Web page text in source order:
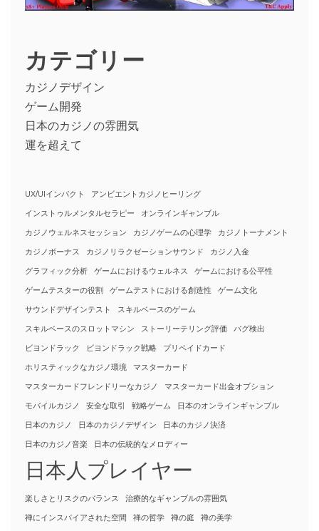
カテゴリー
カジノデザイン
ゲーム開発
日本のカジノの雰囲気
運を超えて
UX/UIインパクト
アンビエントカジノヒーリング
インストゥルメンタルセラピー
オンラインギャンブル
カジノウェルネスセッション
カジノゲームの心理学
カジノトーナメント
カジノボーナス
カジノリラクゼーションサウンド
カジノ入金
グラフィック分析
ゲームにおけるウェルネス
ゲームにおける公平性
ゲームテスターの役割
ゲームテストにおける創造性
ゲーム文化
サウンドデザインテスト
スキルベースのゲーム
スキルベースのスロットマシン
ストーリーテリング評価
バグ検出
ビヨンドラック
ビヨンドラック戦略
プリペイドカード
ホリスティックなカジノ環境
マスターカード
マスターカードフレンドリーなカジノ
マスターカード出金オプション
モバイルカジノ
安全な取引 戦略ゲーム
日本のオンラインギャンブル
日本のカジノ
日本のカジノデザイン
日本のカジノ決済
日本のカジノ音楽
日本の伝統的なメロディー
日本人プレイヤー
楽しさとリスクのバランス
治療的なギャンブルの雰囲気
禅にインスパイアされた空間
禅の哲学 禅の庭 禅の美学